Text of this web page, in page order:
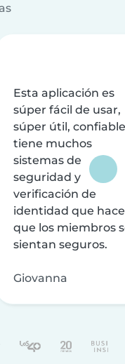
Esta aplicación es
súper fácil de usar,
súper útil,
tiene muchos
sistemas de
seguridad y
verificación de
identidad que
que los miembros
sientan seguros.
Giovanna